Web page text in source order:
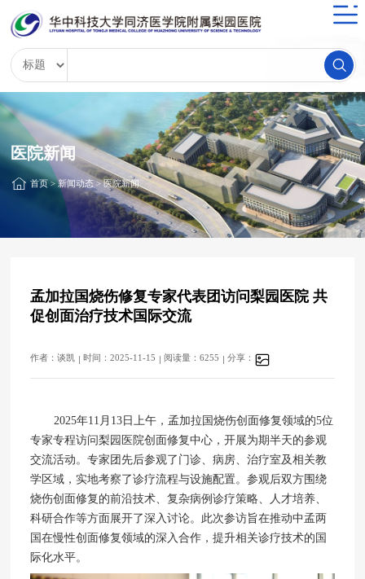
医院新闻
首页>新闻动态>医院新闻
孟加拉国烧伤修复专家代表团访问梨园医院 共
促创面治疗技术国际交流
作者：谈凯 时间：2025-11-15 阅读量：6255 分享：
2025年11月13日上午，孟加拉国烧伤创面修复领域的5位
专家专程访问梨园医院创面修复中心，开展为期半天的参观
交流活动。专家团先后参观了门诊、病房、治疗室及相关教
学区域，实地考察了诊疗流程与设施配置。参观后双方围绕
烧伤创面修复的前沿技术、复杂病例诊疗策略、人才培养、
科研合作等方面展开了深入讨论。此次参访旨在推动中孟两
国在慢性创面修复领域的深入合作，提升相关诊疗技术的国
际化水平。